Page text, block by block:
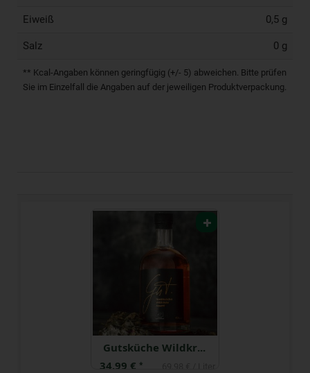
Eiweiß 0,5 g
Salz 0 g
** Kcal-Angaben können geringfügig (+/- 5) abweichen. Bitte prüfen
Sie im Einzelfall die Angaben auf der jeweiligen Produktverpackung.
Gutsküche Wildkräuter Aquavit
34,99 € *